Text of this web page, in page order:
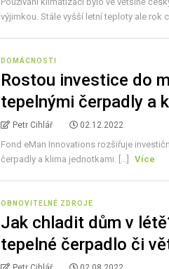
výjimkou. Stále vyšší letní teploty ale rok
DOMÁCNOSTI
Rostou investice do
tepelnými čerpadly a
Petr Cihlář 02.12.2022
Fond eMan Innovations rozšiřuje
čerpadly a klima jednotkami. [...]
Více
OBNOVITELNÉ ZDROJE
Jak chladit dům v
tepelné čerpadlo či